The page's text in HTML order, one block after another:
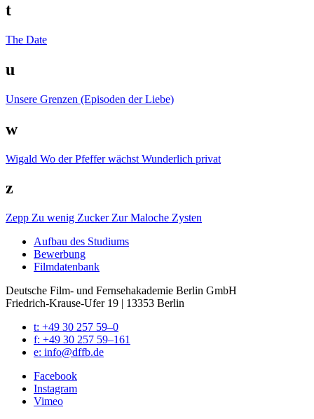
t
The Date
u
Unsere Grenzen (Episoden der Liebe)
w
Wigald Wo der Pfeffer wächst Wunderlich privat
z
Zepp Zu wenig Zucker Zur Maloche Zysten
Auf­bau des Stu­di­ums
Bewer­bung
Film­da­ten­bank
Deutsche Film- und Fernseh­akademie Berlin GmbH
Friedrich-Krause-Ufer 19 | 13353 Berlin
t: +49 30 257 59–0
f: +49 30 257 59–161
e: info@​dffb.​de
Face­book
Insta­gram
Vimeo